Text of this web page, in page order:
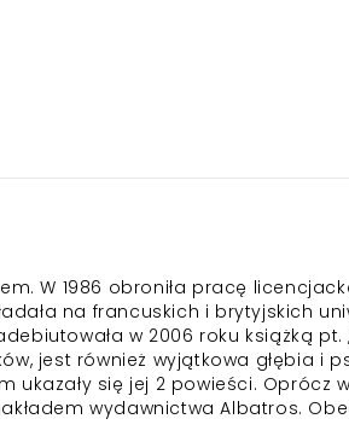
W 1986 obroniła pracę
na francuskich i brytyjskich
w 2006 roku książką pt.
jest również wyjątkowa głębia i
się jej 2 powieści. Oprócz
wydawnictwa Albatros.